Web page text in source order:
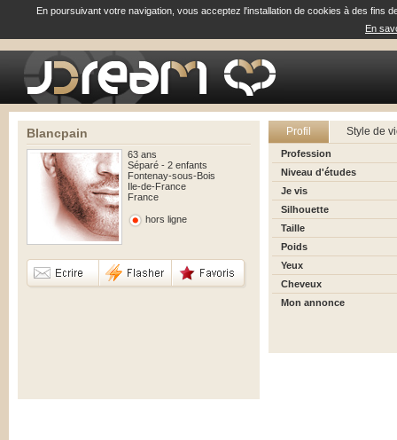
En poursuivant votre navigation, vous acceptez l'installation de cookies à des
En
Blancpain
63 ans
Séparé - 2 enfants
Fontenay-sous-Bois
Ile-de-France
France
hors ligne
Profil Style de
Profession
Niveau d'études
Je vis
Silhouette
Taille
Poids
Yeux
Cheveux
Mon annonce